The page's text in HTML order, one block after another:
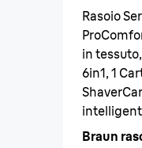
Rasoio
in
6in1, 1
Braun